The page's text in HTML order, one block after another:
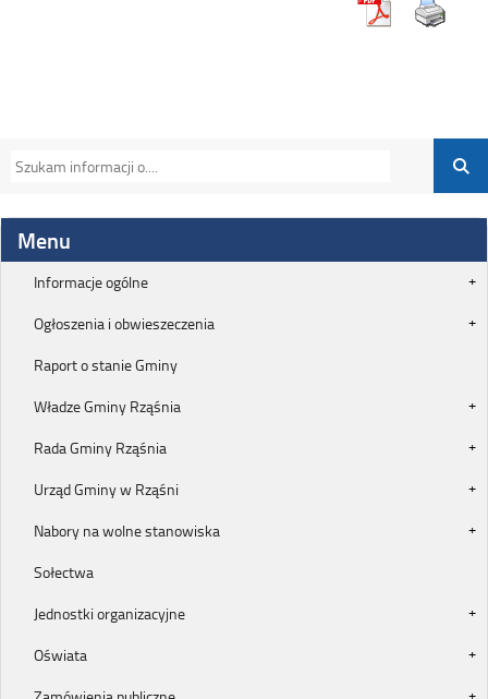
Menu
Informacje ogólne
Ogłoszenia i obwieszeczenia
Raport o stanie Gminy
Władze Gminy Rząśnia
Rada Gminy Rząśnia
Urząd Gminy w Rząśni
Nabory na wolne stanowiska
Sołectwa
Jednostki organizacyjne
Oświata